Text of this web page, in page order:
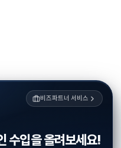
비즈파트너 서비스
수입을 올려보세요!